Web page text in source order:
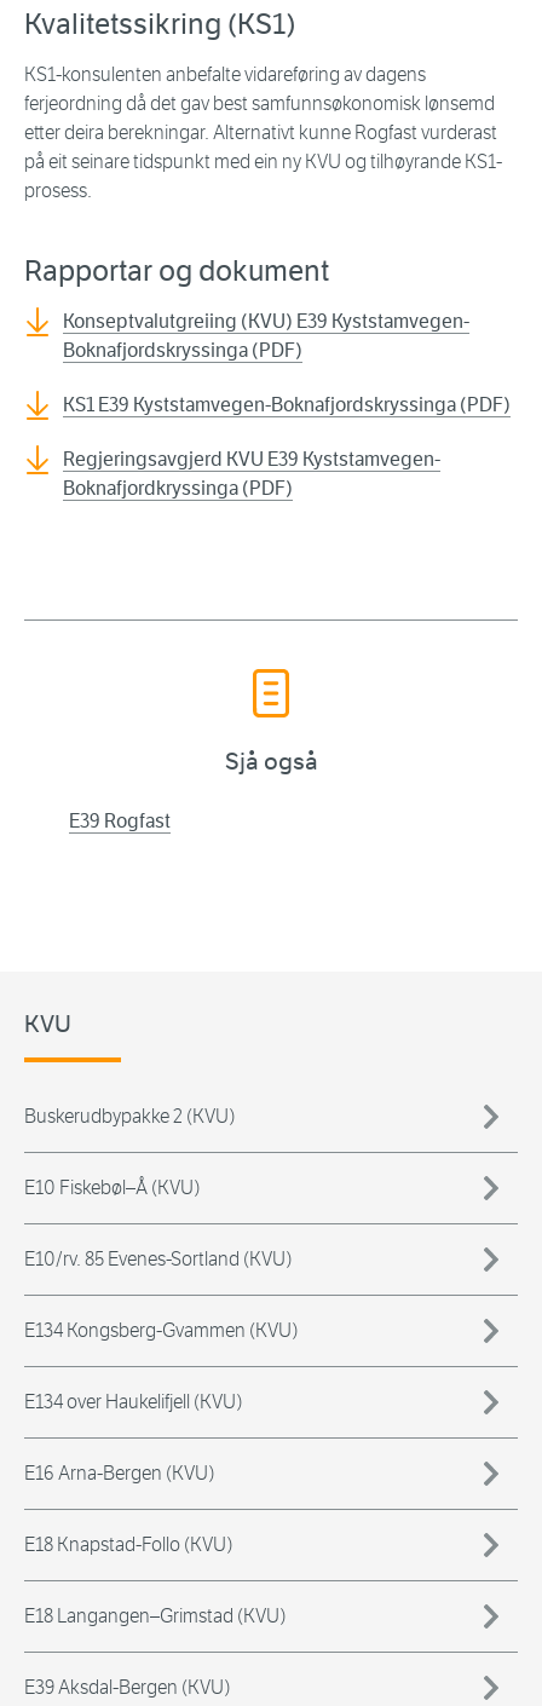
Kvalitetssikring (KS1)
KS1-konsulenten anbefalte vidareføring av dagens
ferjeordning då det gav best samfunnsøkonomisk lønsemd
etter deira berekningar. Alternativt kunne Rogfast vurderast
på eit seinare tidspunkt med ein ny KVU og tilhøyrande KS1-
prosess.
Rapportar og dokument
Konseptvalutgreiing (KVU) E39 Kyststamvegen-
Boknafjordskryssinga (PDF)
KS1 E39 Kyststamvegen-Boknafjordskryssinga (PDF)
Regjeringsavgjerd KVU E39 Kyststamvegen-
Boknafjordkryssinga (PDF)
Sjå også
E39 Rogfast
KVU
Buskerudbypakke 2 (KVU)
E10 Fiskebøl–Å (KVU)
E10/rv. 85 Evenes-Sortland (KVU)
E134 Kongsberg-Gvammen (KVU)
E134 over Haukelifjell (KVU)
E16 Arna-Bergen (KVU)
E18 Knapstad-Follo (KVU)
E18 Langangen–Grimstad (KVU)
E39 Aksdal-Bergen (KVU)